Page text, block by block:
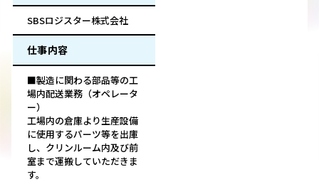
SBSロジスター株式会社
仕事内容
■製造に関わる部品等の工
場内配送業務（オペレータ
ー）
工場内の倉庫より生産設備
に使用するパーツ等を出庫
し、クリンルーム内及び前
室まで運搬していただきま
す。